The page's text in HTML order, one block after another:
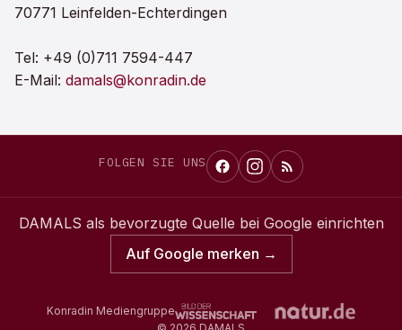
70771 Leinfelden-Echterdingen
Tel: +49 (0)711 7594-447
E-Mail: damals@konradin.de
FOLGEN SIE UNS
DAMALS als bevorzugte Quelle bei Google einrichten
Auf Google merken →
Konradin Mediengruppe